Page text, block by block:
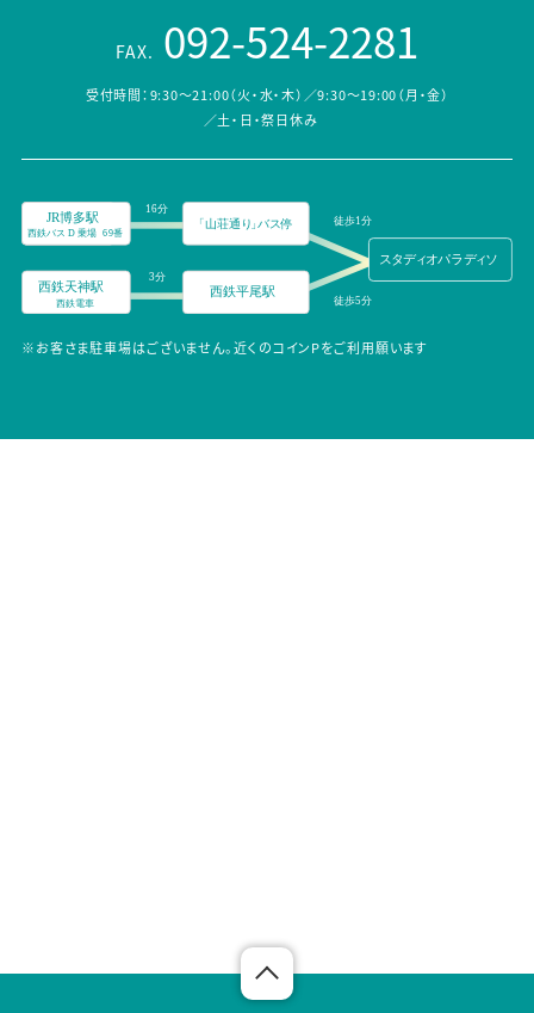
FAX. 092-524-2281
受付時間：9:30～21:00（火・水・木）／9:30～19:00（月・金）
／土・日・祭日休み
※お客さま駐車場はございません。近くのコインPをご利用願います